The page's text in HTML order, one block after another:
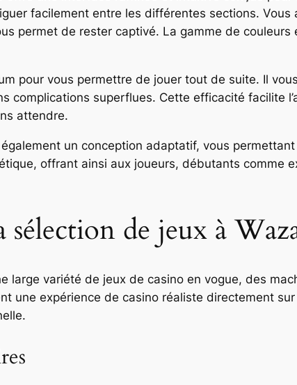
facilement entre les différentes sections.
permet de rester captivé. La gamme de
pour vous permettre de jouer tout de suite. Il
complications superflues. Cette efficacité facilite
attendre.
un conception adaptatif, vous
offrant ainsi aux joueurs, débutants comme
de jeux à
large variété de jeux de casino en vogue, des
une expérience de casino réaliste directement